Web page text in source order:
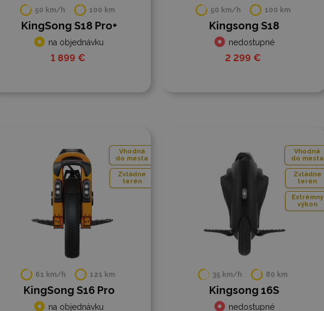
50 km/h 100 km
KingSong S18 Pro+
na objednávku
1 899 €
50 km/h 100 km
Kingsong S18
nedostupné
2 299 €
Vhodná
do mesta
Zvládne
terén
61 km/h 121 km
KingSong S16 Pro
na objednávku
Vhodná
do mesta
Zvládne
terén
Extrémny
výkon
35 km/h 80 km
Kingsong 16S
nedostupné